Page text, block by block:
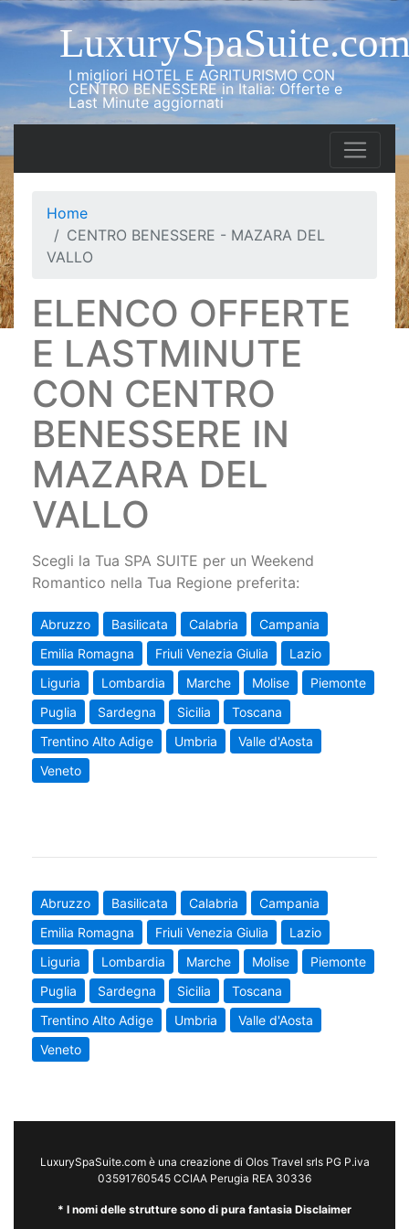
I migliori HOTEL E AGRITURISMO CON
CENTRO BENESSERE in Italia: Offerte e
Last Minute aggiornati
Home
CENTRO BENESSERE - MAZARA DEL
VALLO
ELENCO OFFERTE
E LASTMINUTE
CON CENTRO
BENESSERE IN
MAZARA DEL
VALLO
Scegli la Tua SPA SUITE per un Weekend
Romantico nella Tua Regione preferita:
Abruzzo Basilicata Calabria
Campania
Emilia Romagna
Friuli Venezia Giulia
Lazio
Liguria
Lombardia Marche Molise
Piemonte
Puglia
Sardegna Sicilia
Toscana
Trentino Alto Adige
Umbria
Valle d'Aosta
Veneto
Abruzzo Basilicata Calabria
Campania
Emilia Romagna
Friuli Venezia Giulia
Lazio
Liguria
Lombardia Marche Molise
Piemonte
Puglia
Sardegna Sicilia
Toscana
Trentino Alto Adige
Umbria
Valle d'Aosta
Veneto
LuxurySpaSuite.com è una creazione di Olos Travel srls PG P.iva
03591760545 CCIAA Perugia REA 30336
* I nomi delle strutture sono di pura fantasia Disclaimer